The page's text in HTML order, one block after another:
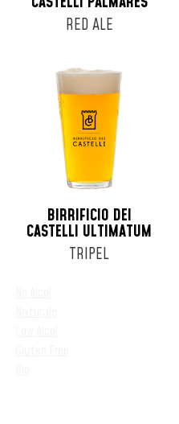
RED ALE
BIRRIFICIO DEI
CASTELLI ULTIMATUM
TRIPEL